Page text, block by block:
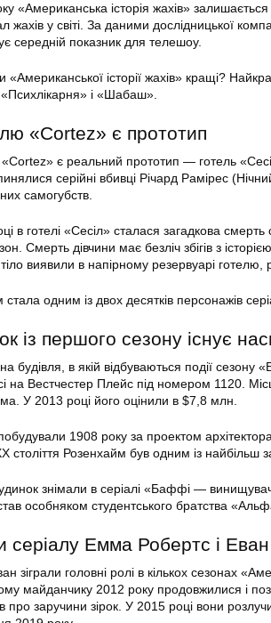
«Американська історія жахів»
жахів у світі. За даними дослідницької
середній показник для телешоу.
«Американської історії жахів» кращі?
і «Шабаш».
«Cortez» є прототип
є реальний прототип — готель
серійні вбивці Річард Рамірес
самогубств.
в готелі «Сесіл» сталася загадкова
Смерть дівчини має безліч збігів з
виявили в напірному резервуарі
стала одним із двох десятків персонажів
із першого сезону існує
будівля, в якій відбуваються події сезону
на Вестчестер Плейс під номером 1120.
У 2013 році його оцінили в $7,8 млн.
1908 року за проектом
століття Розенхайм був одним із найбільш
знімали в серіалі «Баффі —
особняком студентського братства
серіалу Емма Робертс і Еван
зіграли головні ролі в кількох сезонах
майданчику 2012 року продовжилися і
про заручини зірок. У 2015 році вони